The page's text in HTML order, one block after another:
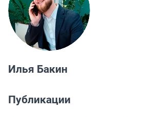
Илья Бакин
Публикации